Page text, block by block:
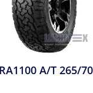
A/T 265/